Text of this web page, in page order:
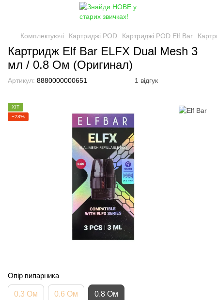
Комплектуючі Картриджі POD Картриджі POD Elf Bar
Картридж Elf Bar ELFX Dual Mesh 3
мл / 0.8 Ом (Оригинал)
Артикул: 8880000000651 1 відгук
ХІТ
−28%
Опір випарника
0.3 Ом 0.6 Ом 0.8 Ом